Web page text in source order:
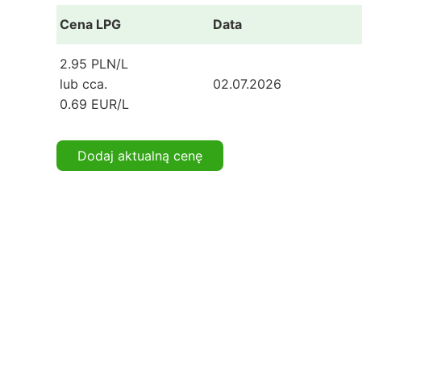
Cena LPG Data
2.95 PLN/L
lub cca.
0.69 EUR/L
02.07.2026
Dodaj aktualną cenę